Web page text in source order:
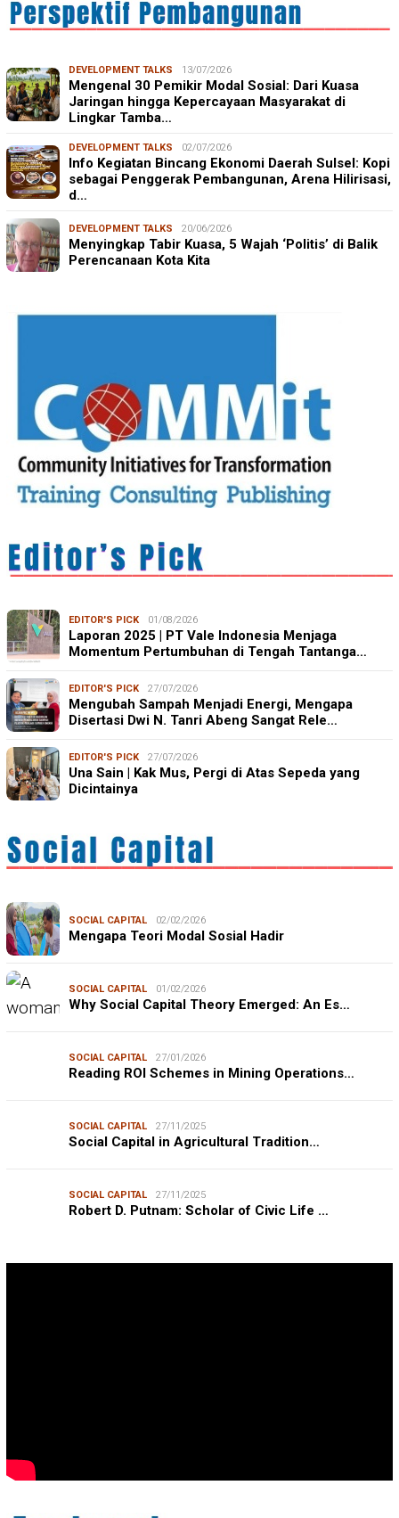
DEVELOPMENT TALKS 13/07/2026
Mengenal 30 Pemikir Modal Sosial: Dari Kuasa
Jaringan hingga Kepercayaan Masyarakat di
Lingkar Tamba…
DEVELOPMENT TALKS 02/07/2026
Info Kegiatan Bincang Ekonomi Daerah Sulsel: Kopi
sebagai Penggerak Pembangunan, Arena Hilirisasi,
d…
DEVELOPMENT TALKS 20/06/2026
Menyingkap Tabir Kuasa, 5 Wajah ‘Politis’ di Balik
Perencanaan Kota Kita
EDITOR'S PICK 01/08/2026
Laporan 2025 | PT Vale Indonesia Menjaga
Momentum Pertumbuhan di Tengah Tantanga…
EDITOR'S PICK 27/07/2026
Mengubah Sampah Menjadi Energi, Mengapa
Disertasi Dwi N. Tanri Abeng Sangat Rele…
EDITOR'S PICK 27/07/2026
Una Sain | Kak Mus, Pergi di Atas Sepeda yang
Dicintainya
SOCIAL CAPITAL 02/02/2026
Mengapa Teori Modal Sosial Hadir
SOCIAL CAPITAL 01/02/2026
Why Social Capital Theory Emerged: An Es…
SOCIAL CAPITAL 27/01/2026
Reading ROI Schemes in Mining Operations…
SOCIAL CAPITAL 27/11/2025
Social Capital in Agricultural Tradition…
SOCIAL CAPITAL 27/11/2025
Robert D. Putnam: Scholar of Civic Life …